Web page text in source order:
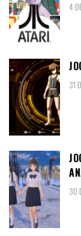
4
31
30